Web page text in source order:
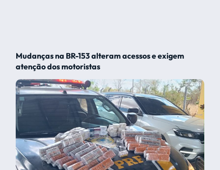
Mudanças na BR-153 alteram acessos e exigem
atenção dos motoristas